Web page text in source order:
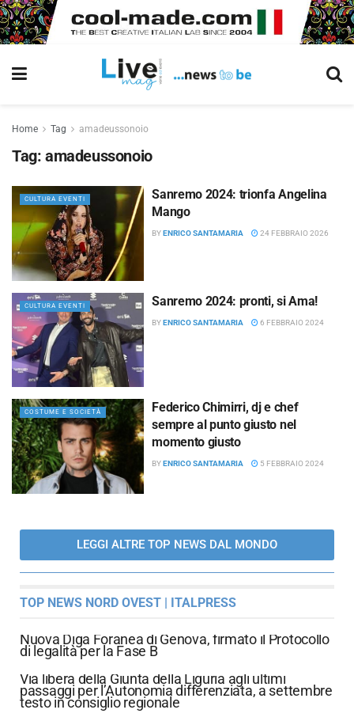
Home Tag amadeussonoio
Tag: amadeussonoio
CULTURA EVENTI
Sanremo 2024: trionfa Angelina
Mango
BYENRICO SANTAMARIA 24 FEBBRAIO 2026
CULTURA EVENTI Sanremo 2024: pronti, si Ama!
BYENRICO SANTAMARIA 6 FEBBRAIO 2024
COSTUME E SOCIETÀ
Federico Chimirri, dj e chef
sempre al punto giusto nel
momento giusto
BYENRICO SANTAMARIA 5 FEBBRAIO 2024
LEGGI ALTRE TOP NEWS DAL MONDO
TOP NEWS NORD OVEST | ITALPRESS
Nuova Diga Foranea di Genova, firmato il Protocollo
di legalità per la Fase B
Via libera della Giunta della Liguria agli ultimi
passaggi per l’Autonomia differenziata, a settembre
testo in consiglio regionale